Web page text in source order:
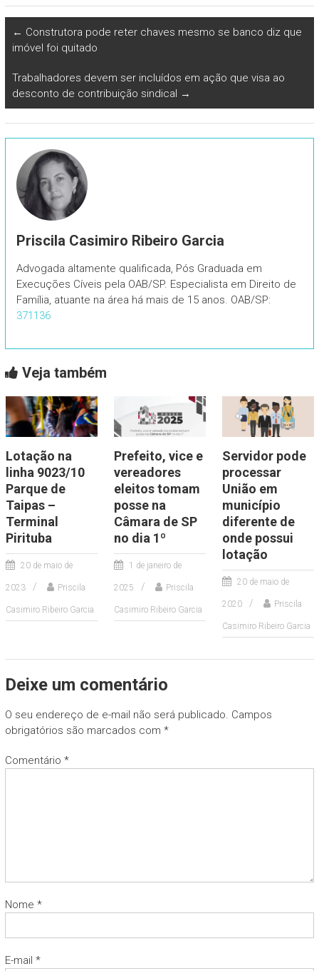
← Construtora pode reter chaves mesmo se banco diz que
imóvel foi quitado
Trabalhadores devem ser incluídos em ação que visa ao
desconto de contribuição sindical →
Priscila Casimiro Ribeiro Garcia
Advogada altamente qualificada, Pós Graduada em
Execuções Cíveis pela OAB/SP. Especialista em Direito de
Família, atuante na área há mais de 15 anos. OAB/SP:
371136
Veja também
Lotação na
linha 9023/10
Parque de
Taipas –
Terminal
Pirituba
20 de maio de
2023 Priscila
Casimiro Ribeiro Garcia
Prefeito, vice e
vereadores
eleitos tomam
posse na
Câmara de SP
no dia 1º
1 de janeiro de
2025 Priscila
Casimiro Ribeiro Garcia
Servidor pode
processar
União em
município
diferente de
onde possui
lotação
20 de maio de
2020 Priscila
Casimiro Ribeiro Garcia
Deixe um comentário
O seu endereço de e-mail não será publicado. Campos
obrigatórios são marcados com *
Comentário *
Nome *
E-mail *